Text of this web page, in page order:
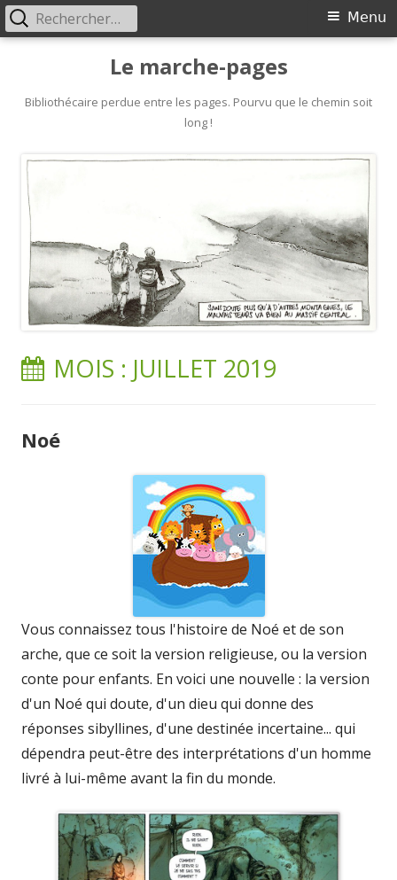
content
Le marche-pages
Bibliothécaire perdue entre les pages. Pourvu que le chemin soit
long !
Primary
Menu
Rechercher :
MOIS : JUILLET 2019
Noé
Vous connaissez tous l'histoire de Noé et de son
arche, que ce soit la version religieuse, ou la version
conte pour enfants. En voici une nouvelle : la version
d'un Noé qui doute, d'un dieu qui donne des
réponses sibyllines, d'une destinée incertaine... qui
dépendra peut-être des interprétations d'un homme
livré à lui-même avant la fin du monde.